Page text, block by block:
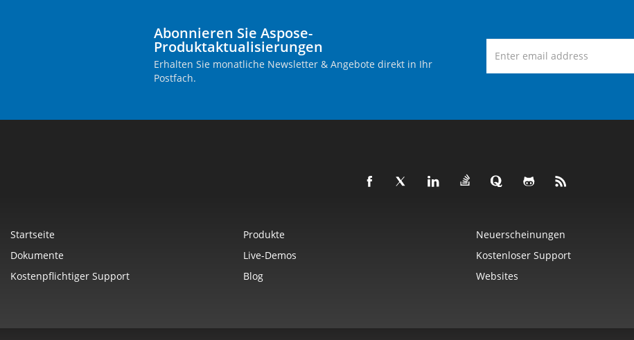
Abonnieren Sie Aspose-
Produktaktualisierungen
Erhalten Sie monatliche Newsletter & Angebote direkt in Ihr
Postfach.
Startseite Produkte Neuerscheinungen
Dokumente
Live-Demos Kostenloser Support
Kostenpflichtiger Support
Blog Websites